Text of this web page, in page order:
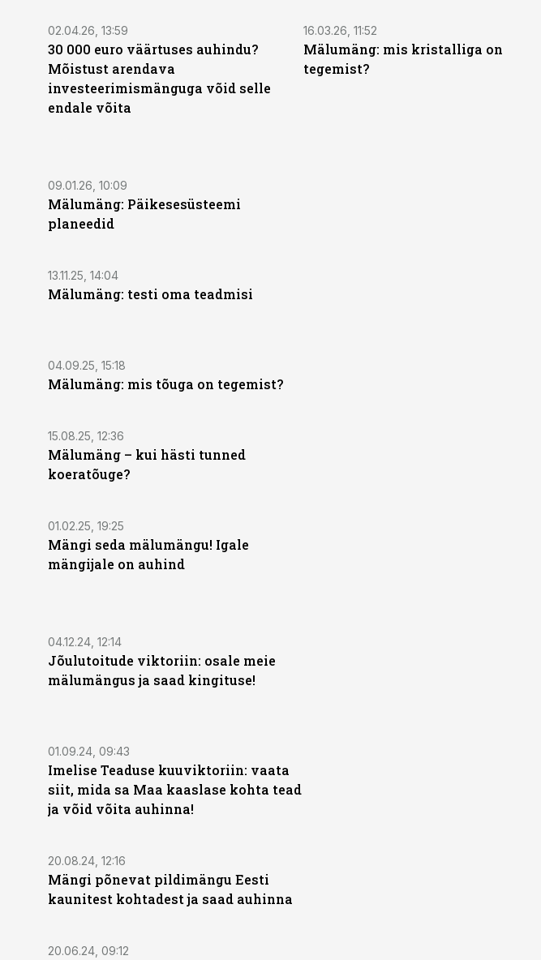
02.04.26, 13:59
30 000 euro väärtuses auhindu?
Mõistust arendava
investeerimismänguga võid selle
endale võita
16.03.26, 11:52
Mälumäng: mis kristalliga on
tegemist?
09.01.26, 10:09
Mälumäng: Päikesesüsteemi
planeedid
13.11.25, 14:04
Mälumäng: testi oma teadmisi
04.09.25, 15:18
Mälumäng: mis tõuga on tegemist?
15.08.25, 12:36
Mälumäng – kui hästi tunned
koeratõuge?
01.02.25, 19:25
Mängi seda mälumängu! Igale
mängijale on auhind
04.12.24, 12:14
Jõulutoitude viktoriin: osale meie
mälumängus ja saad kingituse!
01.09.24, 09:43
Imelise Teaduse kuuviktoriin: vaata
siit, mida sa Maa kaaslase kohta tead
ja võid võita auhinna!
20.08.24, 12:16
Mängi põnevat pildimängu Eesti
kaunitest kohtadest ja saad auhinna
20.06.24, 09:12